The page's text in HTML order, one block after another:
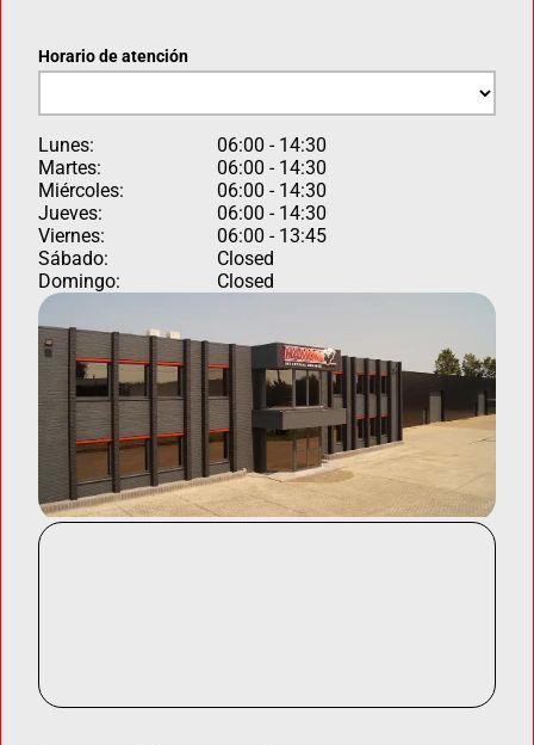
Horario de atención
Lunes:
06:00 - 14:30
Martes:
06:00 - 14:30
Miércoles:
06:00 - 14:30
Jueves:
06:00 - 14:30
Viernes:
06:00 - 13:45
Sábado:
Closed
Domingo:
Closed